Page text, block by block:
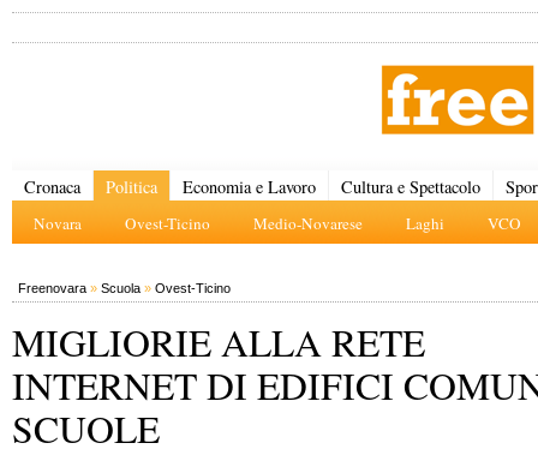
Cronaca Politica
Novara Ovest-Ticino Medio-Novarese Laghi VCO
Economia e Lavoro Cultura e Spettacolo
Freenovara » Scuola » Ovest-Ticino
MIGLIORIE ALLA RETE
INTERNET DI EDIFICI
SCUOLE